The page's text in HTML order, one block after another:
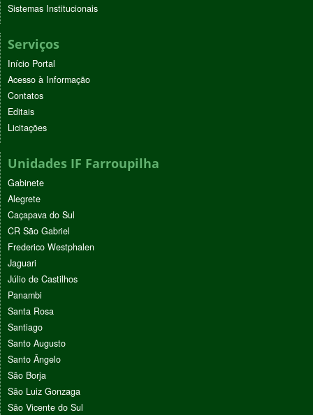
Sistemas Institucionais
Serviços
Início Portal
Acesso à Informação
Contatos
Editais
Licitações
Unidades IF Farroupilha
Gabinete
Alegrete
Caçapava do Sul
CR São Gabriel
Frederico Westphalen
Jaguari
Júlio de Castilhos
Panambi
Santa Rosa
Santiago
Santo Augusto
Santo Ângelo
São Borja
São Luiz Gonzaga
São Vicente do Sul